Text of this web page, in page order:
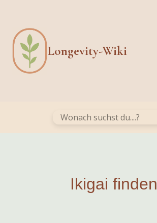
content
Longevity-Wiki
Ikigai finden